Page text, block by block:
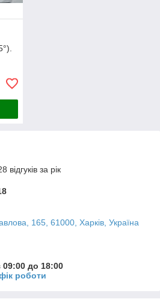
за рік
165, 61000, Харків, Україна
09:00 до 18:00
роботи